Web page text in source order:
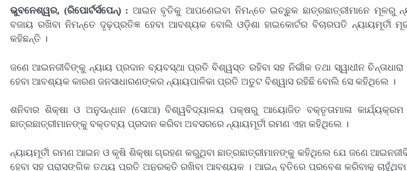
ଭୁବନେଶ୍ୱର, (ରିପୋର୍ଟର୍ସପେନ୍‌) : ଆଇନ ବୃତିକୁ ଆପଣେଇବା ନିମନ୍ତେ ଇଚ୍ଛୁକ ଛାତ୍ରଛାତ୍ରୀମାନେ ମୂଳରୁ
ବଜାୟ ରଖିବା ନିମନ୍ତେ ଦୃଢ଼ପ୍ରତିଜ୍ଞ ହେବା ଆବଶ୍ୟକ ବୋଲି ଓଡ଼ିଶା ହାଇକୋର୍ଟର ବିଚାରପତି ନ୍ୟାୟମୂର୍ତୀ
କହିଛନ୍ତି ।
ଜଣେ ଆଇନଜୀବିଙ୍କୁ ନ୍ୟାୟ ପ୍ରଦାନ ବ୍ୟବସ୍ଥା ପ୍ରତି ବିଶ୍ୱସ୍ତ ରହିବା ସହ ନିର୍ଭୀକ ତଥା ସ୍ୱାଧୀନ
ହେବା ଆବଶ୍ୟକ କାରଣ ଜନସାଧାରଣଙ୍କର ନ୍ୟାୟପାଳିକା ପ୍ରତି ଅତୁଟ ବିଶ୍ୱାସ ରହିଛି ବୋଲି ସେ କହିଥିଲେ ।
ଶନିବାର ଶିକ୍ଷା ଓ ଅନୁସନ୍ଧାନ (ସୋଆ) ବିଶ୍ୱବିଦ୍ୟାଳୟ ପକ୍ଷରୁ ଆୟୋଜିତ ବକ୍ତୃତାମାଳା କାର୍ଯ୍ୟକ୍ରମ
ଛାତ୍ରଛାତ୍ରୀମାନଙ୍କୁ ବକ୍ତବ୍ୟ ପ୍ରଦାନ କରିବା ଅବସରରେ ନ୍ୟାୟମୂର୍ତୀ ରମଣ ଏହା କହିଥିଲେ ।
ନ୍ୟାୟମୂର୍ତୀ ରମଣ ଆଇନ ଓ କୃଷି ଶିକ୍ଷା ଗ୍ରହଣ କରୁଥିବା ଛାତ୍ରଛାତ୍ରୀମାନଙ୍କୁ କହିଥିଲେ ଯେ ଜଣେ
ହେବା ସହ ପ୍ରାସଙ୍ଗିକ ତଥ୍ୟ ପ୍ରତି ଅନୁରକ୍ତି ରଖିବା ଆବଶ୍ୟକ । ଆଇନ୍ ବୃତିରେ ପ୍ରବେଶ କରିବାକୁ ଚାହୁଁଥିବା